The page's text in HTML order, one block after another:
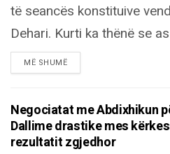
të seancës konstituive
Dehari. Kurti ka thënë se
MË SHUMËDETAILS
Negociatat me Abdixhikun
Dallime drastike mes
rezultatit zgjedhor